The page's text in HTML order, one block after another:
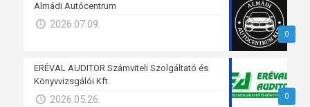
0
Almádi Autócentrum
2026.07.09.
0
ERÉVAL AUDITOR Számviteli Szolgáltató és
Könyvvizsgálói Kft.
2026.05.26.